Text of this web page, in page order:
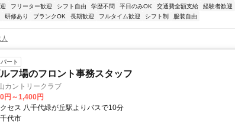
フリーター歓迎 シフト自由 学歴不問 平日のみOK 交通費全額支給
経験者歓迎
研修あり ブランクOK 長期歓迎 フルタイム歓迎 シフト制 服装自由
ート
フ場のフロント事務スタッフ
カントリークラブ
円～1,400円
セス 八千代緑が丘駅よりバスで10分
代市